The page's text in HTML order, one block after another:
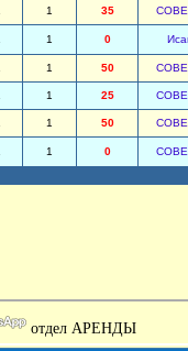
1 35
1 0
1 50
1 25
1 50
1 0
отдел АРЕНДЫ